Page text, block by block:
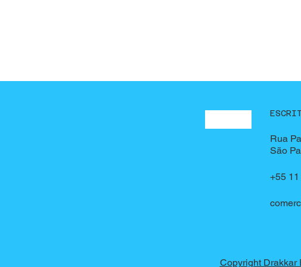
Rua
São
+55
Copyright Drakkar